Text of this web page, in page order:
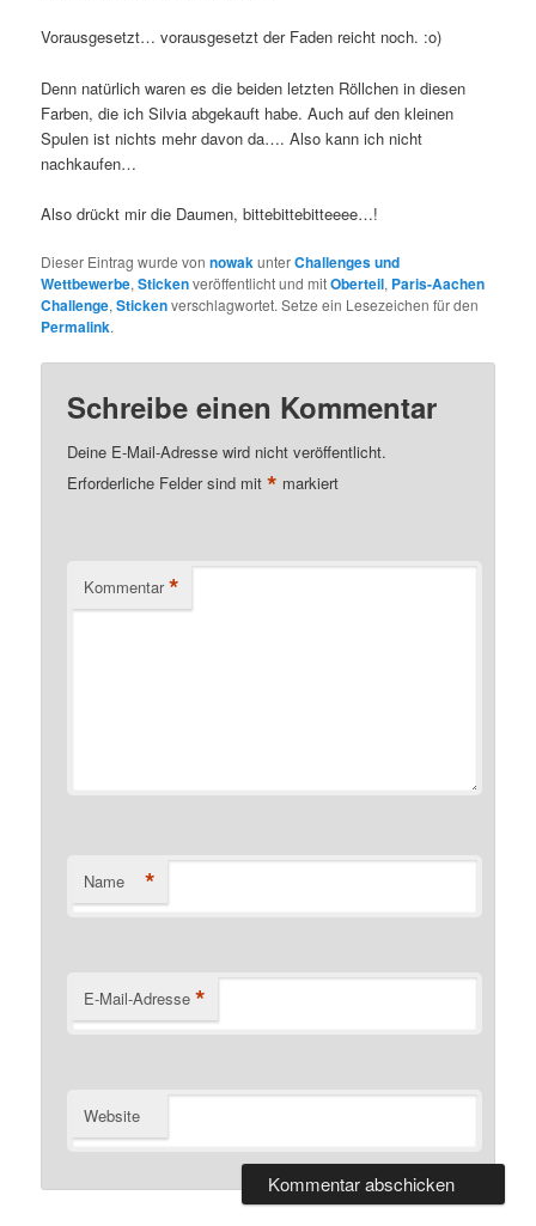
Vorausgesetzt… vorausgesetzt der Faden reicht noch. :o)
Denn natürlich waren es die beiden letzten Röllchen in diesen
Farben, die ich Silvia abgekauft habe. Auch auf den kleinen
Spulen ist nichts mehr davon da…. Also kann ich nicht
nachkaufen…
Also drückt mir die Daumen, bittebittebitteeee…!
Dieser Eintrag wurde vonnowakunterChallenges und
Wettbewerbe,Stickenveröffentlicht und mitOberteil, Paris-Aachen
Challenge,Stickenverschlagwortet. Setze ein Lesezeichen für den
Permalink.
Schreibe einen Kommentar
Deine E-Mail-Adresse wird nicht veröffentlicht.
Erforderliche Felder sind mit* markiert
Kommentar *
Name *
E-Mail-Adresse *
Website